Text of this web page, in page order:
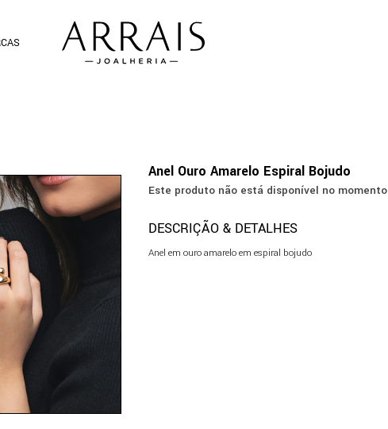
Anel Ouro Amarelo Espiral Bojudo
Este produto não está disponível no momento
DESCRIÇÃO & DETALHES
Anel em ouro amarelo em espiral bojudo